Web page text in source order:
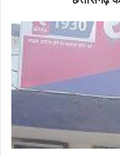
का
प्रतिनिधित्व
करेंगे
जितेंद्र
गुप्ता
तेज
एवं
लापरवाहीपूर्वक
वाहन
चलाकर
टक्कर